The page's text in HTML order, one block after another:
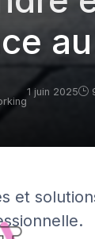
1 juin 2025
et